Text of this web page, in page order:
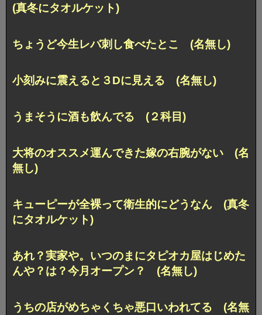
(真冬にタオルケット)
ちょうど今生レバ刺し食べたとこ (名無し)
小刻みに震えると３Dに見える (名無し)
うまそうに酒も飲んでる (２科目)
大将のオススメ運んできた嫁の右腕がない (名
無し)
キューピーが全裸って衛生的にどうなん (真冬
にタオルケット)
あれ？実家や。いつのまにタピオカ屋はじめた
んや？は？今月オープン？ (名無し)
うちの店がめちゃくちゃ悪口いわれてる (名無